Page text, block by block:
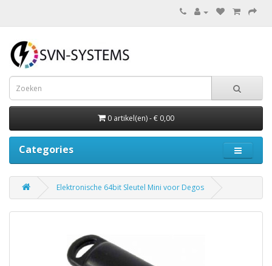
0 artikel(en) - € 0,00
Categories
Elektronische 64bit Sleutel Mini voor Degos